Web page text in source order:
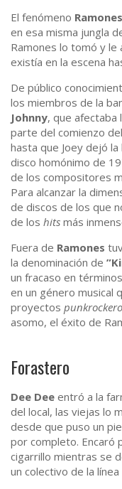
El fenómeno Ramones
en esa misma jungla
Ramones lo tomó y le
existía en la escena
De público
los miembros de la
Johnny, que afectaba
parte del comienzo
hasta que Joey dejó
disco homónimo de
de los compositores
Para alcanzar la
de discos de los que
de los hits más
Fuera de Ramones
la denominación de
un fracaso en
en un género musical
proyectos
asomo, el éxito de
Forastero
Dee Dee entró a la
del local, las viejas lo
desde que puso un
por completo. Encaró
cigarrillo mientras se
un colectivo de la línea